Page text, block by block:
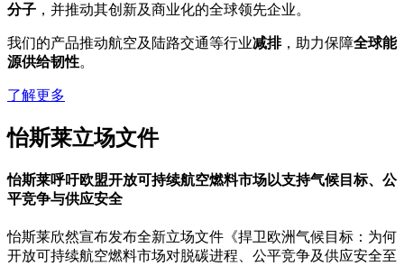
分子 ，并推动其创新及商业化的全球领先企业。
我们的产品推动航空及陆路交通等行业减排，助力保障全球能
源供给韧性。
了解更多
怡斯莱立场文件
怡斯莱呼吁欧盟开放可持续航空燃料市场以支持气候目标、公
平竞争与供应安全
怡斯莱欣然宣布发布全新立场文件《捍卫欧洲气候目标：为何
开放可持续航空燃料市场对脱碳进程、公平竞争及供应安全至